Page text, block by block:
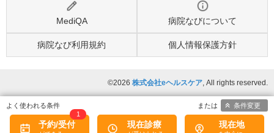
MediQA 病院なびについて
病院なび利用規約 個人情報保護方針
©2026 株式会社eヘルスケア, All rights reserved.
予約/受付
1
現在診療 現在地
条件変更